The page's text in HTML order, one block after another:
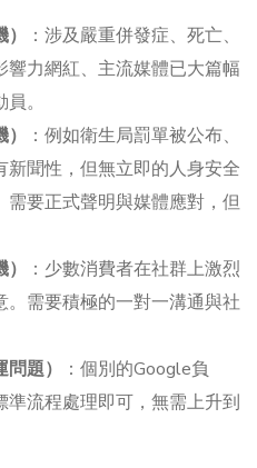
：涉及嚴重併發症、死亡、
力網紅、主流媒體已大篇幅
。
：例如衛生局罰單被公布、
聞性，但無立即的人身安全
要正式聲明與媒體應對，但
：少數消費者在社群上激烈
需要積極的一對一溝通與社
題）
：個別的Google負
流程處理即可，無需上升到